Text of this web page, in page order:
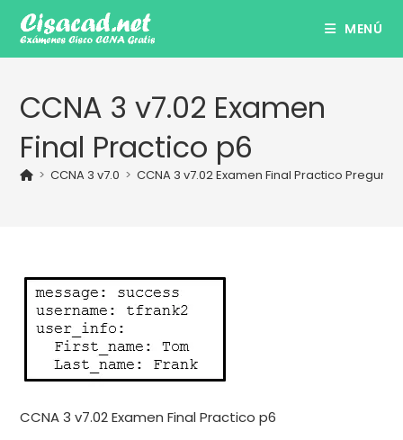
contenido
MENÚ
CCNA 3 v7.02 Examen
Final Practico p6
> CCNA 3 v7.0 > CCNA 3 v7.02 Examen Final Practico
CCNA 3 v7.02 Examen Final Practico p6